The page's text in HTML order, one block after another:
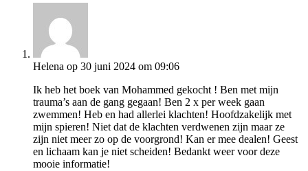
Helena op 30 juni 2024 om 09:06
Ik heb het boek van Mohammed gekocht ! Ben met mijn
trauma’s aan de gang gegaan! Ben 2 x per week gaan
zwemmen! Heb en had allerlei klachten! Hoofdzakelijk met
mijn spieren! Niet dat de klachten verdwenen zijn maar ze
zijn niet meer zo op de voorgrond! Kan er mee dealen! Geest
en lichaam kan je niet scheiden! Bedankt weer voor deze
mooie informatie!